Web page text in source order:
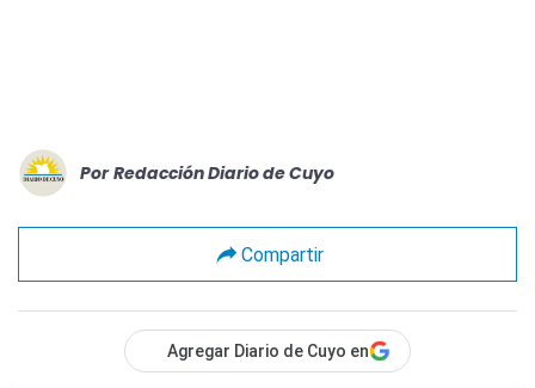
Por Redacción Diario de Cuyo
Compartir
Agregar Diario de Cuyo en